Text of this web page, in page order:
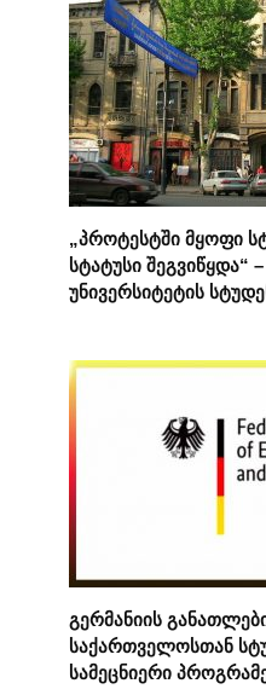
„პროტესტში მყოფი
სტატუსი
უნივერსიტეტის
გერმანიის
საქართველოსთან
სამეცნიერი